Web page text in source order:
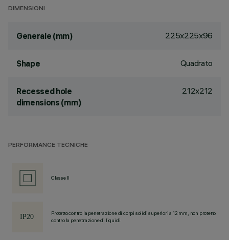
DIMENSIONI
Generale (mm) 225x225x96
Shape Quadrato
Recessed hole
dimensions (mm)
212x212
PERFORMANCE TECNICHE
Classe II
Protetto contro la penetrazione di corpi solidi superiori a 12 mm, non protetto
contro la penetrazione di liquidi.